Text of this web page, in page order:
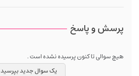
پرسش و پاسخ
هیچ سوالی تا کنون پرسیده نشده است .
یک سوال جدید بپرسید